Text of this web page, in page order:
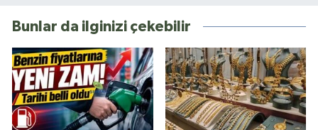
Bunlar da ilginizi çekebilir